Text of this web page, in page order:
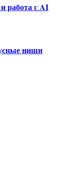
работа с AI
ниши